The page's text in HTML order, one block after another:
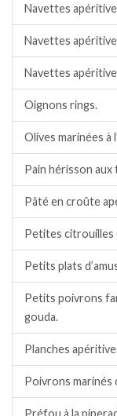
Navettes
Navettes
Navettes
Oignons rings.
Olives marinées à
Pain hérisson
Pâté en croûte
Petites citrouilles
Petits plats
Petits poivrons
gouda.
Planches
Poivrons marinés
Préfou à la